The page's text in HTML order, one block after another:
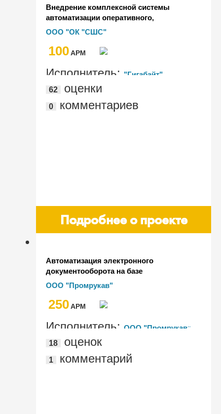
Внедрение комплексной системы
автоматизации оперативного,
управленческого, регламентированного
"Сибшахтострой" на базе "1С:ERP УСО"
ООО "ОК "СШС"
100AРМ
Исполнитель: "Гигабайт"
62
оценки
0 комментариев
Подробнее о проекте
Автоматизация электронного
документооборота на базе
"1С:Документооборот КОРП", редакция
ООО "Промрукав"
250AРМ
Исполнитель: ООО "Промрукав"
18
оценок
1 комментарий